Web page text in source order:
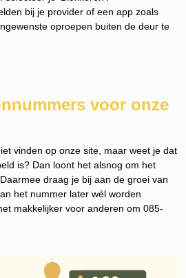
bij je provider of een app zoals
oproepen buiten de deur te
voor onze
vinden op onze site, maar weet je dat
is? Dan loont het alsnog om het
draag je bij aan de groei van
het nummer later wél worden
makkelijker voor anderen om 085-